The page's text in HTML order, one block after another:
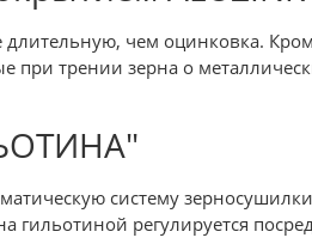
чем оцинковка.
при трении зерна о
систему
регулируется